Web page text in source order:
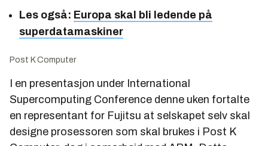
Les også: Europa skal bli ledende på
superdatamaskiner
Post K Computer
I en presentasjon under International
Supercomputing Conference denne uken fortalte
en representant for Fujitsu at selskapet selv skal
designe prosessoren som skal brukes i Post K